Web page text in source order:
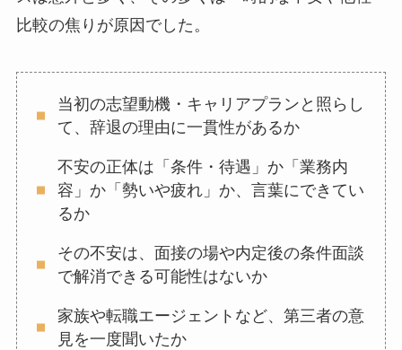
比較の焦りが原因でした。
当初の志望動機・キャリアプランと照らし
て、辞退の理由に一貫性があるか
不安の正体は「条件・待遇」か「業務内
容」か「勢いや疲れ」か、言葉にできてい
るか
その不安は、面接の場や内定後の条件面談
で解消できる可能性はないか
家族や転職エージェントなど、第三者の意
見を一度聞いたか